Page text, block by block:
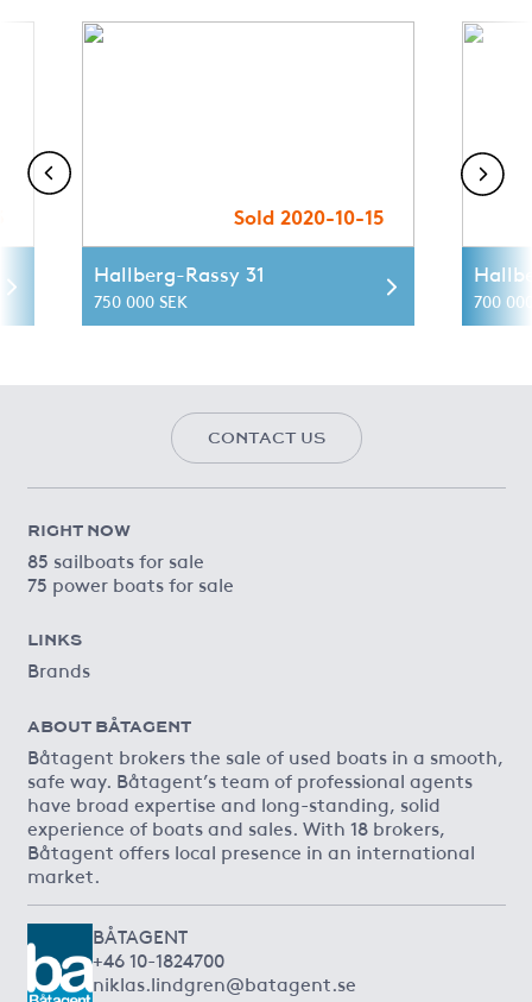
Sold 2020-10-15
Hallberg-Rassy 31
750 000 SEK 700
CONTACT US
RIGHT NOW
85 sailboats for sale
75 power boats for sale
LINKS
Brands
ABOUT BÅTAGENT
Båtagent brokers the sale of used boats in a smooth,
safe way. Båtagent’s team of professional agents
have broad expertise and long-standing, solid
experience of boats and sales. With 18 brokers,
Båtagent offers local presence in an international
market.
BÅTAGENT
+46 10-1824700
niklas.lindgren@batagent.se